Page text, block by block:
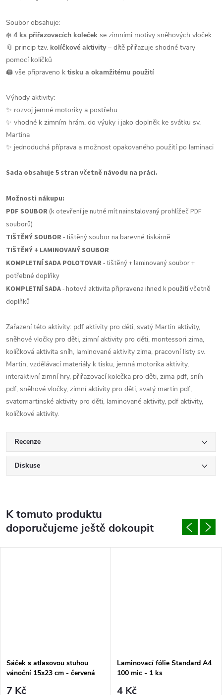
Soubor obsahuje:
❄️ 4 ks přiřazovacích koleček se zimními motivy sněhových vloček
📎 princip tzv. kolíčkové aktivity– dítě přiřazuje shodné tvary
pomocí kolíčků
🖨️ vše připraveno k tisku a okamžitému použití
Výhody aktivity:
✨ rozvoj jemné motoriky a postřehu
✨ vhodné k zimním hrám, do výuky i jako doplněk ke svátku sv.
Martina
✨ jednoduchá příprava a možnost opakovaného použití po laminaci
Sada obsahuje 5 stran včetně návodu na práci.
Možnosti nákupu:
PDF SOUBOR(k otevření je nutné mít nainstalovaný prohlížeč PDF
souborů)
TIŠTĚNÝ SOUBOR- tištěný soubor na barevné tiskárně
TIŠTĚNÝ + LAMINOVANÝ SOUBOR
KOMPLETNÍ SADA POLOTOVAR- tištěný + laminovaný soubor +
potřebné doplňky
KOMPLETNÍ SADA- hotová aktivita připravena ihned k použití včetně
doplňků
Zařazení této aktivity: pdf aktivity pro děti, svatý Martin aktivity,
sněhové vločky pro děti, zimní aktivity pro děti, montessori zima,
kolíčková aktivita sníh, laminované aktivity zima, pracovní listy sv.
Martin, vzdělávací materiály k tisku, jemná motorika aktivity,
interaktivní zimní hry, přiřazovací kolečka pro děti, zima pdf, sníh
pdf, sněhové vločky, zimní aktivity pro děti, svatý martin pdf,
svatomartinské aktivity pro děti, laminované aktivity, pdf aktivity,
kolíčkové aktivity.
Recenze
Diskuse
K tomuto produktu
doporučujeme ještě dokoupit
Sáček s atlasovou stuhou
vánoční 15x23 cm - červená
7 Kč
Laminovací fólie Standard A4
100 mic - 1 ks
4 Kč